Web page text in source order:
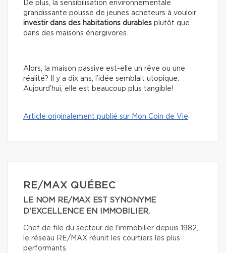
De plus, la sensibilisation environnementale
grandissante pousse de jeunes acheteurs à vouloir
investir dans des habitations durables plutôt que
dans des maisons énergivores.
Alors, la maison passive est-elle un rêve ou une
réalité?
Il y a dix ans, l’idée semblait utopique.
Aujourd’hui, elle est beaucoup plus tangible!
Article originalement publié sur Mon Coin de Vie
RE/MAX QUÉBEC
LE NOM RE/MAX EST SYNONYME
D'EXCELLENCE EN IMMOBILIER.
Chef de file du secteur de l'immobilier depuis 1982,
le réseau RE/MAX réunit les courtiers les plus
performants.